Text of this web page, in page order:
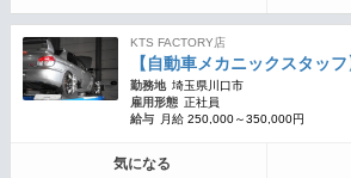
KTS FACTORY店
【自動車メカニックスタッ
勤務地 埼玉県川口市
雇用形態 正社員
給与
月給 250,000～350,000円
気になる